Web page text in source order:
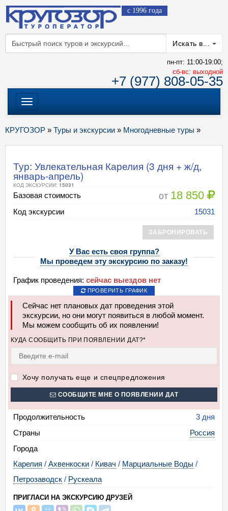
с 1996 года
Искать в...
пн-пт: 11:00-19:00;
cб-вс: выходной
+7 (977) 808-05-35
Меню
КРУГОЗОР » Туры и экскурсии » Многодневные туры »
Тур: Увлекательная Карелия (3 дня + ж/д,
январь-апрель)
КОД ЭКСКУРСИИ: 15031
Базовая стоимость от 18 850
Код экскурсии 15031
ЗАБРОНИРОВАТЬ
У Вас есть своя группа?
Мы проведем эту экскурсию по заказу!
График проведения: сейчас выездов нет
ПРОВЕРИТЬ ГРАФИК
Сейчас нет плановых дат проведения этой
экскурсии, но они могут появиться в любой момент.
Мы можем сообщить об их появлении!
КУДА СООБЩИТЬ ПРИ ПОЯВЛЕНИИ ДАТ?*
Хочу получать еще и спецпредложения
СООБЩИТЕ МНЕ О ПОЯВЛЕНИИ ДАТ
Продолжительность
3 дня
Страны
Россия
Города
Карелия / Ахвенкоски / Кивач / Марциальные Воды /
Петрозаводск / Рускеала
ПРИГЛАСИ НА ЭКСКУРСИЮ ДРУЗЕЙ